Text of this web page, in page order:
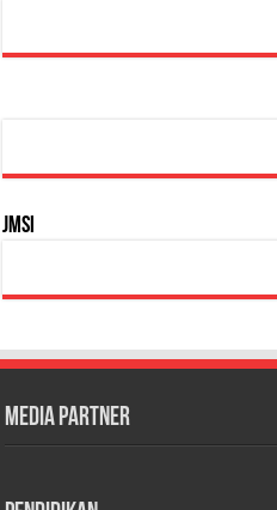
JMSI
Media Partner